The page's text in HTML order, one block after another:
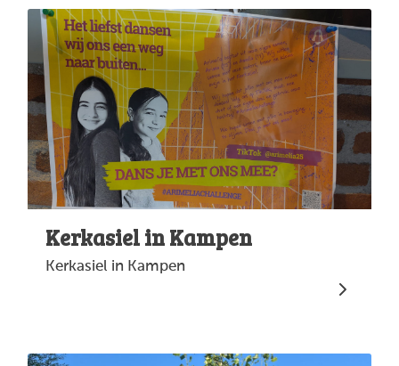
Kerkasiel in Kampen
Kerkasiel in Kampen